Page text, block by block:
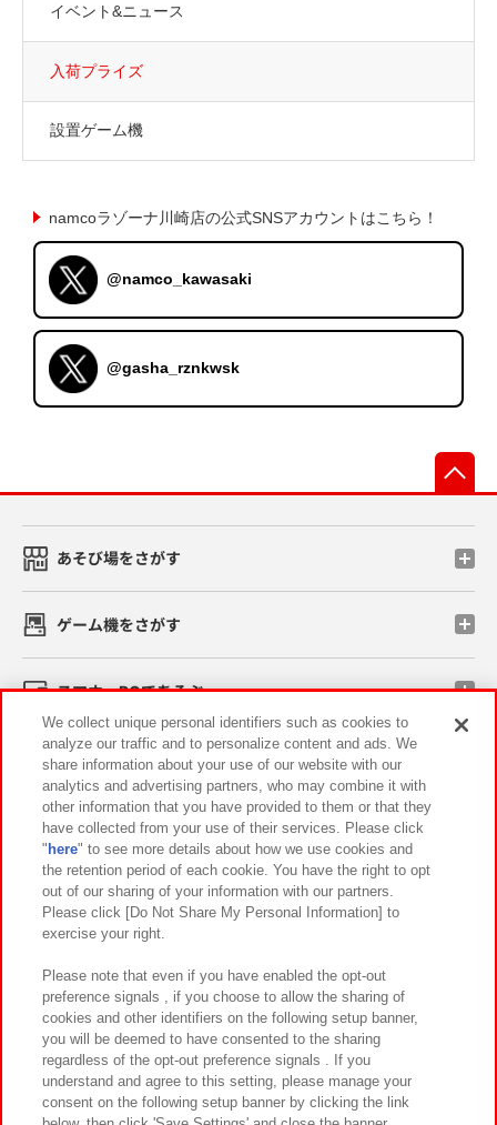
イベント&ニュース
入荷プライズ
設置ゲーム機
namcoラゾーナ川崎店の公式SNSアカウントはこちら！
@namco_kawasaki
@gasha_rznkwsk
あそび場をさがす
ゲーム機をさがす
スマホ・PCであそぶ
イベント・キャンペーン
関連会社 サステナビリティ サイトポリシー
プライバシーポリシー ウェブアクセシビリティ方針と検証結果
お取引先さまとともに
カスタマーハラスメント対応方針 よくあるご質問・お問い合わせ
We collect unique personal identifiers such as cookies to
analyze our traffic and to personalize content and ads. We
share information about your use of our website with our
analytics and advertising partners, who may combine it with
other information that you have provided to them or that they
have collected from your use of their services. Please click
" here" to see more details about how we use cookies and
the retention period of each cookie. You have the right to opt
out of our sharing of your information with our partners.
Please click [Do Not Share My Personal Information] to
exercise your right.
Please note that even if you have enabled the opt-out
preference signals , if you choose to allow the sharing of
cookies and other identifiers on the following setup banner,
you will be deemed to have consented to the sharing
regardless of the opt-out preference signals . If you
understand and agree to this setting, please manage your
consent on the following setup banner by clicking the link